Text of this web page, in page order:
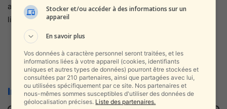
auxquels les activistes antisémites et antisionistes en
ligne ont rapidement pris place.
Nouveau | Toutes les vidéos en live
Infos Israel News en direct d’Israël
Stocker et/ou accéder à des informations sur un
appareil
En savoir plus
Vos données à caractère personnel seront traitées, et les
informations liées à votre appareil (cookies, identifiants
uniques et autres types de données) pourront être stockées et
consultées par 210 partenaires, ainsi que partagées avec lui,
ou utilisées spécifiquement par ce site. Nos partenaires et
nous-mêmes sommes susceptibles d'utiliser des données de
géolocalisation précises. Liste des partenaires.